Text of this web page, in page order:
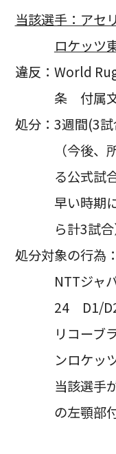
当該選手：アセ
ロケッツ
違反：World
条 付属
処分：3週間(3
（今後
る公式試
早い時期
ら計3試合
処分対象の行為：
NTTジャ
24 D1/
リコーブ
ンロケッ
当該選手
の左顎部